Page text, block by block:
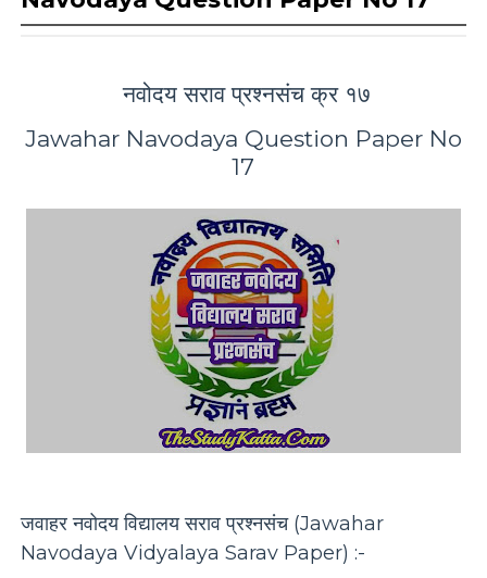
नवोदय सराव प्रश्नसंच क्र १७
Jawahar Navodaya Question Paper No
17
जवाहर नवोदय विद्यालय सराव प्रश्नसंच (Jawahar
Navodaya Vidyalaya Sarav Paper) :-